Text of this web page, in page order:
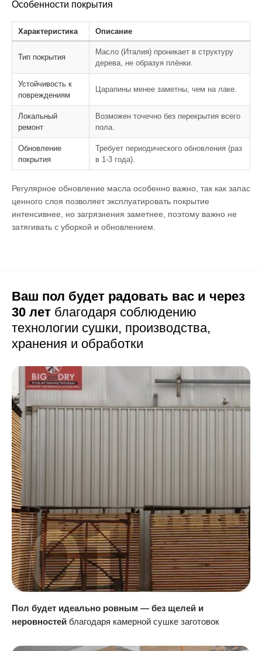
Особенности покрытия
Характеристика Описание
Тип покрытия
Масло (Италия) проникает в структуру
дерева, не образуя плёнки.
Устойчивость к
повреждениям
Царапины менее заметны, чем на лаке.
Локальный
ремонт
Возможен точечно без перекрытия всего
пола.
Обновление
покрытия
Требует периодического обновления (раз
в 1-3 года).
Регулярное обновление масла особенно важно, так как запас
ценного слоя позволяет эксплуатировать покрытие
интенсивнее, но загрязнения заметнее, поэтому важно не
затягивать с уборкой и обновлением.
Ваш пол будет радовать вас и через
30 лет благодаря соблюдению
технологии сушки, производства,
хранения и обработки
Пол будет идеально ровным — без щелей и
неровностей благодаря камерной сушке заготовок